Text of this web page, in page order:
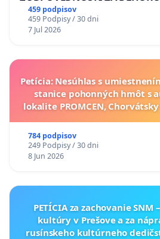
A ZLYHANIE ŠTÁTU
459 podpisov
459 Podpisy / 30 dni
7 Jul 2026
Petícia: Nesúhlas s
stanice pohonných hmôt s
lokalite PROMCEN,
784 podpisov
249 Podpisy / 30 dni
8 Jun 2026
PETÍCIA za zachovanie SNM
kultúry v Prešove a za
rusínskeho kultúrneho